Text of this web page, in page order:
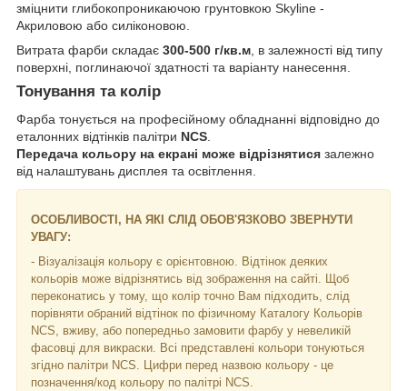
зміцнити глибокопроникаючою грунтовкою Skyline -
Акриловою або силіконовою.
Витрата фарби складає 300-500 г/кв.м, в залежності від типу
поверхні, поглинаючої здатності та варіанту нанесення.
Тонування та колір
Фарба тонується на професійному обладнанні відповідно до
еталонних відтінків палітри NCS
Передача кольору на екрані може відрізнятися залежно
від налаштувань дисплея та освітлення.
ОСОБЛИВОСТІ, НА ЯКІ СЛІД ОБОВ'ЯЗКОВО ЗВЕРНУТИ
УВАГУ:
- Візуалізація кольору є орієнтовною. Відтінок деяких
кольорів може відрізнятись від зображення на сайті. Щоб
переконатись у тому, що колір точно Вам підходить, слід
порівняти обраний відтінок по фізичному Каталогу Кольорів
NCS, вживу, або попередньо замовити фарбу у невеликій
фасовці для викраски. Всі представлені кольори тонуються
згідно палітри NCS. Цифри перед назвою кольору - це
позначення/код кольору по палітрі NCS.